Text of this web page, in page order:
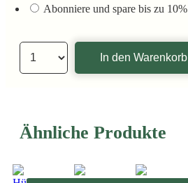
Abonniere und spare bis zu 10%
In den Warenkorb
Ähnliche Produkte